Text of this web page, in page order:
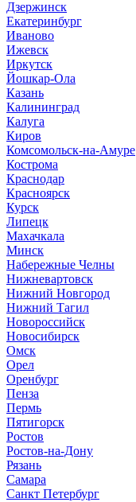
Дзержинск
Екатеринбург
Иваново
Ижевск
Иркутск
Йошкар-Ола
Казань
Калининград
Калуга
Киров
Комсомольск-на-Амуре
Кострома
Краснодар
Красноярск
Курск
Липецк
Махачкала
Минск
Набережные Челны
Нижневартовск
Нижний Новгород
Нижний Тагил
Новороссийск
Новосибирск
Омск
Орел
Оренбург
Пенза
Пермь
Пятигорск
Ростов
Ростов-на-Дону
Рязань
Самара
Санкт Петербург